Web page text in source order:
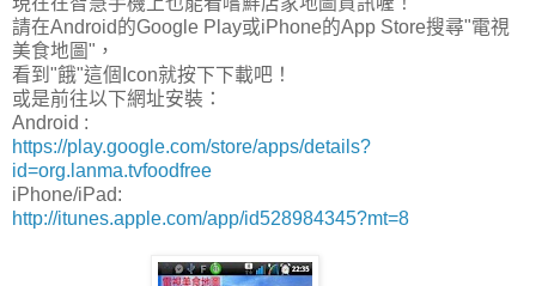
請在Android的Google Play或iPhone的App Store搜尋"電視
美食地圖"，
看到"餓"這個Icon就按下下載吧！
或是前往以下網址安裝：
Android :
https://play.google.com/store/apps/details?
id=org.lanma.tvfoodfree
iPhone/iPad:
http://itunes.apple.com/app/id528984345?mt=8